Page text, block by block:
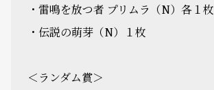
・雷鳴を放つ者 プリムラ（N）各１枚
・伝説の萌芽（N）１枚
＜ランダム賞＞